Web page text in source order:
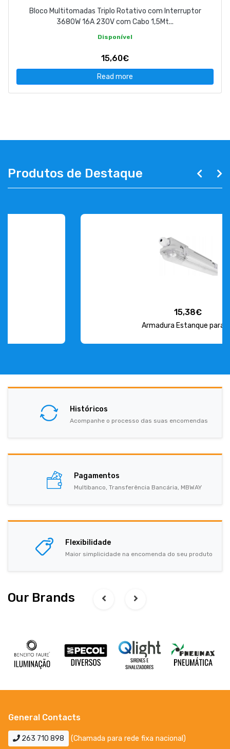
Bloco Multitomadas Triplo Rotativo com Interruptor
3680W 16A 230V com Cabo 1,5Mt...
Disponível
15,60€
Read more
Produtos de Destaque
Armadura Estanque para L...
Históricos
Acompanhe o processo das suas encomendas
Pagamentos
Multibanco, Transferência Bancária, MBWAY
Flexibilidade
Maior simplicidade na encomenda do seu produto
Our Brands
General Contacts
263 710 898 (Chamada para rede fixa nacional)